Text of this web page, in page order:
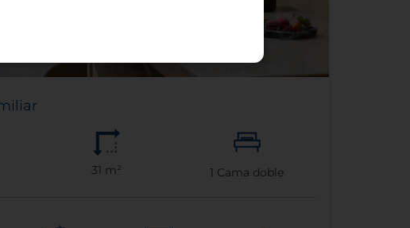
31 m² 1 Cama doble